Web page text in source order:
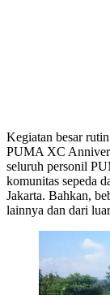
Kegiatan besar
PUMA XC
seluruh personil
komunitas sepeda
Jakarta. Bahkan,
lainnya dan dari